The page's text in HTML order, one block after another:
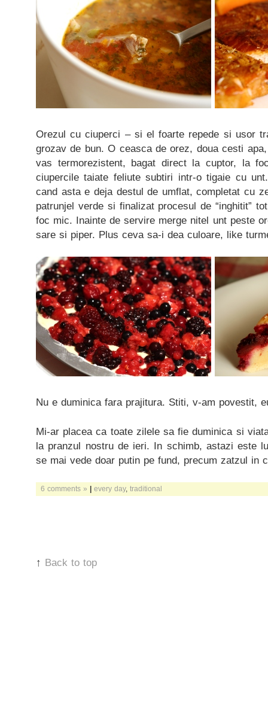
Orezul cu ciuperci – si el foarte repede si usor
grozav de bun. O ceasca de orez, doua cesti
vas termorezistent, bagat direct la cuptor, la
ciupercile taiate feliute subtiri intr-o tigaie cu
cand asta e deja destul de umflat, completat cu
patrunjel verde si finalizat procesul de “inghitit”
foc mic. Inainte de servire merge nitel unt peste
sare si piper. Plus ceva sa-i dea culoare, like
Nu e duminica fara prajitura. Stiti, v-am povestit,
Mi-ar placea ca toate zilele sa fie duminica si
la pranzul nostru de ieri. In schimb, astazi este
se mai vede doar putin pe fund, precum zatzul in
6 comments » | every day, traditional
↑ Back to top